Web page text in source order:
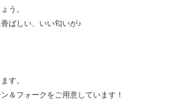
う。
ばしい、いい匂いが♪
す。
＆フォークをご用意しています！